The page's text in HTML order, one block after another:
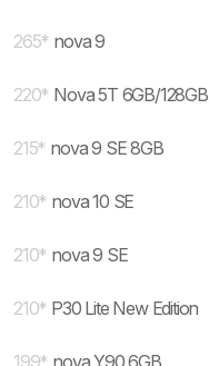
265* nova 9
220* Nova 5T 6GB/128GB
215* nova 9 SE 8GB
210* nova 10 SE
210* nova 9 SE
210* P30 Lite New Edition
199* nova Y90 6GB